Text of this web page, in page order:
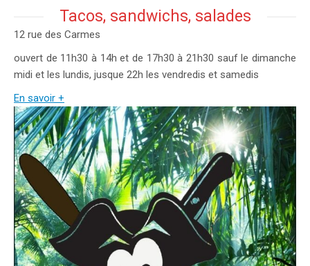
Tacos, sandwichs, salades
12 rue des Carmes
ouvert de 11h30 à 14h et de 17h30 à 21h30 sauf le dimanche
midi et les lundis, jusque 22h les vendredis et samedis
En savoir +